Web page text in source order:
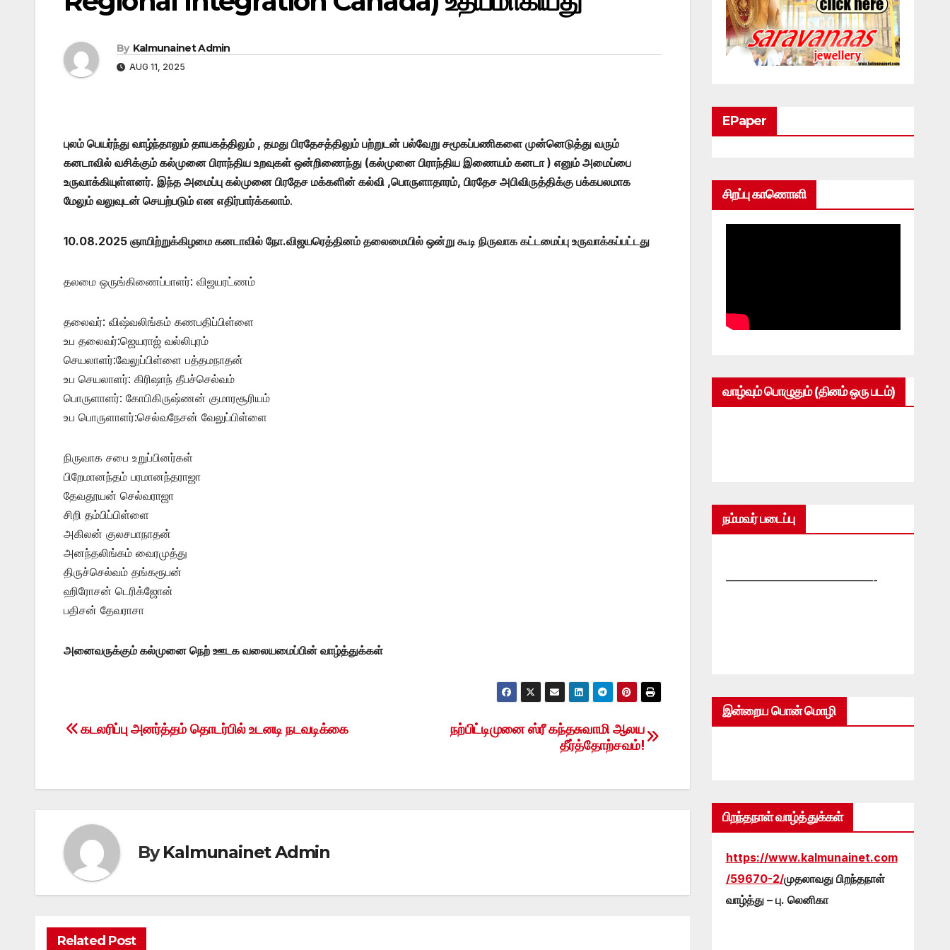
By Kalmunainet Admin
AUG 11, 2025
புலம் பெயர்ந்து வாழ்ந்தாலும் தாயகத்திலும் , தமது பிரதேசத்திலும் பற்றுடன் பல்வேறு சமூகப்பணிகளை முன்னெடுத்து வரும்
கனடாவில் வசிக்கும் கல்முனை பிராந்திய உறவுகள் ஒன்றிணைந்து (கல்முனை பிராந்திய இணையம் கனடா ) எனும் அமைப்பை
உருவாக்கியுள்ளனர். இந்த அமைப்பு கல்முனை பிரதேச மக்களின் கல்வி ,பொருளாதாரம், பிரதேச அபிவிருத்திக்கு பக்கபலமாக
மேலும் வலுவுடன் செயற்படும் என எதிர்பார்க்கலாம்.
10.08.2025 ஞாயிற்றுக்கிழமை கனடாவில் நோ.விஜயரெத்தினம் தலைமையில் ஒன்று கூடி நிருவாக கட்டமைப்பு உருவாக்கப்பட்டது
தலமை ஒருங்கிணைப்பாளர்: விஜயரட்ணம்
தலைவர்: விஷ்வலிங்கம் கணபதிப்பிள்ளை
உப தலைவர்:ஜெயராஜ் வல்லிபுரம்
செயலாளர்:வேலுப்பிள்ளை பத்தமநாதன்
உப செயலாளர்: கிரிஷாந் தீபச்செல்வம்
பொருளாளர்: கோபிகிருஷ்ணன் குமாரசூரியம்
உப பொருளாளர்:செல்வநேசன் வேலுப்பிள்ளை
நிருவாக சபை உறுப்பினர்கள்
பிறேமானந்தம் பரமானந்தராஜா
தேவதூயன் செல்வராஜா
சிறி தம்பிப்பிள்ளை
அகிலன் குலசபாநாதன்
அனந்தலிங்கம் வைரமுத்து
திருச்செல்வம் தங்கரூபன்
ஹிரோசன் டெரிக்ஜோன்
பதிசன் தேவராசா
அனைவருக்கும் கல்முனை நெற் ஊடக வலையமைப்பின் வாழ்த்துக்கள்
Post
நற்பிட்டிமுனை ஸ்ரீ கந்தசுவாமி ஆலய
தீர்த்தோற்சவம்!
கடலரிப்பு அனர்த்தம் தொடர்பில் உடனடி நடவடிக்கை
ByKalmunainet Admin
Related Post
EPaper
சிறப்பு காணொளி
வாழ்வும் பொழுதும் (தினம் ஒரு படம்)
நம்மவர் படைப்பு
—————————————-
இன்றைய பொன் மொழி
பிறந்தநாள் வாழ்த்துக்கள்
https://www.kalmunainet.com
/59670-2/முதலாவது பிறந்தநாள்
வாழ்த்து – பு. லெனிகா